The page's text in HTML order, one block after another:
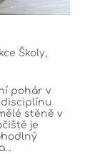
Školy,
pohár v
disciplínu
stěně v
je